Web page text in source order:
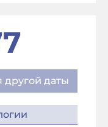
другой даты